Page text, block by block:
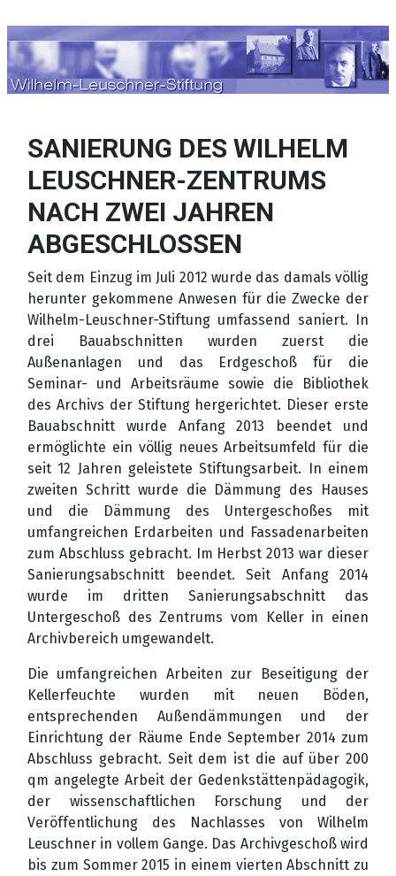
SANIERUNG DES WILHELM
LEUSCHNER-ZENTRUMS
NACH ZWEI JAHREN
ABGESCHLOSSEN
Seit dem Einzug im Juli 2012 wurde das damals völlig
herunter gekommene Anwesen für die Zwecke der
Wilhelm-Leuschner-Stiftung umfassend saniert. In
drei Bauabschnitten wurden zuerst die
Außenanlagen und das Erdgeschoß für die
Seminar- und Arbeitsräume sowie die Bibliothek
des Archivs der Stiftung hergerichtet. Dieser erste
Bauabschnitt wurde Anfang 2013 beendet und
ermöglichte ein völlig neues Arbeitsumfeld für die
seit 12 Jahren geleistete Stiftungsarbeit. In einem
zweiten Schritt wurde die Dämmung des Hauses
und die Dämmung des Untergeschoßes mit
umfangreichen Erdarbeiten und Fassadenarbeiten
zum Abschluss gebracht. Im Herbst 2013 war dieser
Sanierungsabschnitt beendet. Seit Anfang 2014
wurde im dritten Sanierungsabschnitt das
Untergeschoß des Zentrums vom Keller in einen
Archivbereich umgewandelt.
Die umfangreichen Arbeiten zur Beseitigung der
Kellerfeuchte wurden mit neuen Böden,
entsprechenden Außendämmungen und der
Einrichtung der Räume Ende September 2014 zum
Abschluss gebracht. Seit dem ist die auf über 200
qm angelegte Arbeit der Gedenkstättenpädagogik,
der wissenschaftlichen Forschung und der
Veröffentlichung des Nachlasses von Wilhelm
Leuschner in vollem Gange. Das Archivgeschoß wird
bis zum Sommer 2015 in einem vierten Abschnitt zu